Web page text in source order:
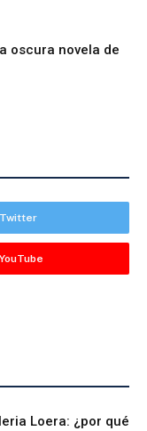
oscura novela de
Twitter
YouTube
Loera: ¿por qué